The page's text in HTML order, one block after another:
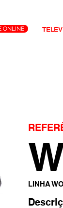
ONLINE
LINHA